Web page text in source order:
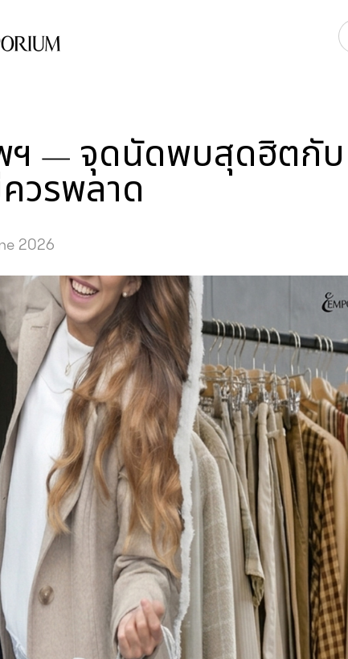
ฯ — จุดนัดพบสุดฮิตกับ
วรพลาด
2026